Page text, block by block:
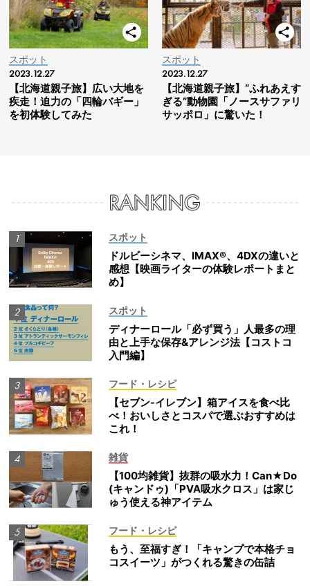
スポット
2023.12.27
【北海道親子旅】広い大地を
疾走！迫力の「四輪バギー」
を初体験してみた
スポット
2023.12.27
【北海道親子旅】“ふれあえす
ぎる”動物園「ノースサファリ
サッポロ」に驚いた！
スポット
ドルビーシネマ、IMAX®、4DXの違いと
感想【映画ライターの体験レポートまと
め】
スポット
ディナーロール「必ず買う」人最多の理
由と上手な保存&アレンジ法【コストコ
入門編】
フード・レシピ
【セブン-イレブン】箱アイスを食べ比
べ！おいしさとコスパで選ぶおすすめは
これ！
雑貨
【100均雑貨】抜群の吸水力！Can★Do
(キャンドゥ)「PVA吸水クロス」は家じ
ゅう使える神アイテム
フード・レシピ
もう、至福すぎ！「キャンプで本格チョ
コスイーツ」がつくれる驚きの缶詰